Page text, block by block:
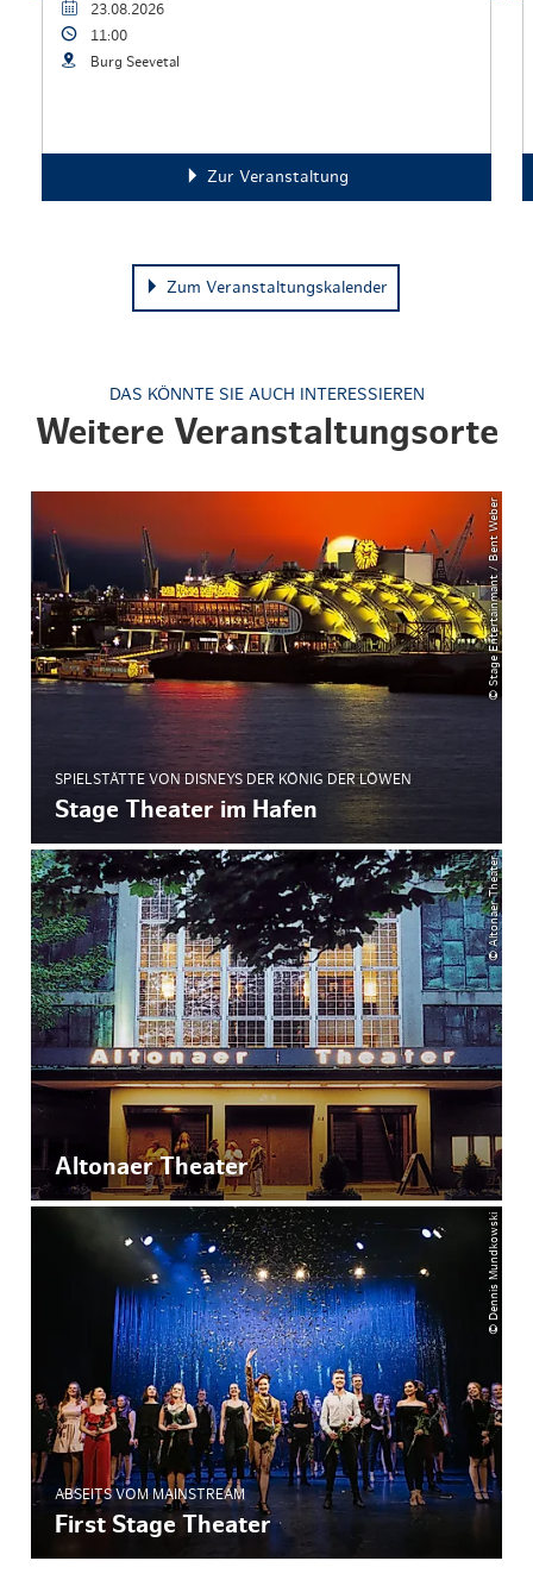
23.08.2026
11:00
Burg Seevetal
Zur Veranstaltung
Zum Veranstaltungskalender
DAS KÖNNTE SIE AUCH INTERESSIEREN
Weitere Veranstaltungsorte
© Stage Entertainmant / Bent Weber
SPIELSTÄTTE VON DISNEYS DER KÖNIG DER LÖWEN
Stage Theater im Hafen
© Altonaer Theater
Altonaer Theater
© Dennis Mundkowski
ABSEITS VOM MAINSTREAM
First Stage Theater